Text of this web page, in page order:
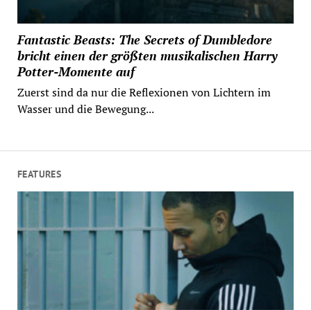
Fantastic Beasts: The Secrets of Dumbledore
bricht einen der größten musikalischen Harry
Potter-Momente auf
Zuerst sind da nur die Reflexionen von Lichtern im
Wasser und die Bewegung...
FEATURES